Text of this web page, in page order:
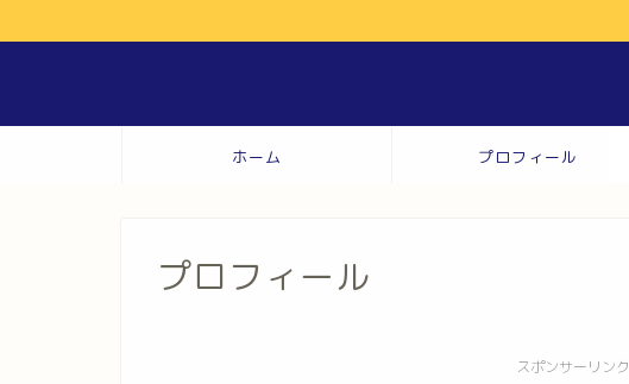
ホーム プロフィール
プロフィール
スポンサーリンク